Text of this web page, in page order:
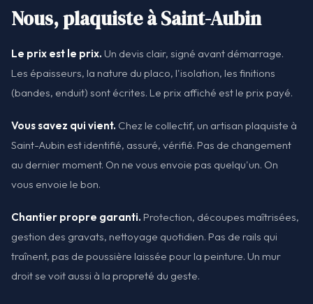
Nous, plaquiste à Saint-Aubin
Le prix est le prix. Un devis clair, signé avant démarrage.
Les épaisseurs, la nature du placo, l'isolation, les finitions
(bandes, enduit) sont écrites. Le prix affiché est le prix payé.
Vous savez qui vient. Chez le collectif, un artisan plaquiste à
Saint-Aubin est identifié, assuré, vérifié. Pas de changement
au dernier moment. On ne vous envoie pas quelqu'un. On
vous envoie le bon.
Chantier propre garanti. Protection, découpes maîtrisées,
gestion des gravats, nettoyage quotidien. Pas de rails qui
traînent, pas de poussière laissée pour la peinture. Un mur
droit se voit aussi à la propreté du geste.